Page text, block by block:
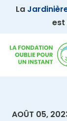
La
est
AOÛT 05,